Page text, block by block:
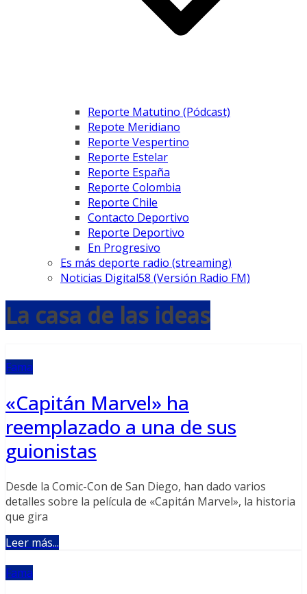
Reporte Matutino (Pódcast)
Repote Meridiano
Reporte Vespertino
Reporte Estelar
Reporte España
Reporte Colombia
Reporte Chile
Contacto Deportivo
Reporte Deportivo
En Progresivo
Es más deporte radio (streaming)
Noticias Digital58 (Versión Radio FM)
La casa de las ideas
Fama
«Capitán Marvel» ha
reemplazado a una de sus
guionistas
Desde la Comic-Con de San Diego, han dado varios
detalles sobre la película de «Capitán Marvel», la historia
que gira
Leer más...
Fama